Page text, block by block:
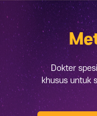
Dokter
khusus untuk